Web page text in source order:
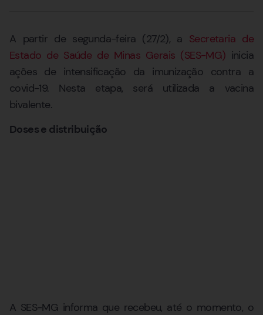
A partir de segunda-feira (27/2), a Secretaria de
Estado de Saúde de Minas Gerais (SES-MG) inicia
ações de intensificação da imunização contra a
covid-19. Nesta etapa, será utilizada a vacina
bivalente.
Doses e distribuição
A SES-MG informa que recebeu, até o momento, o